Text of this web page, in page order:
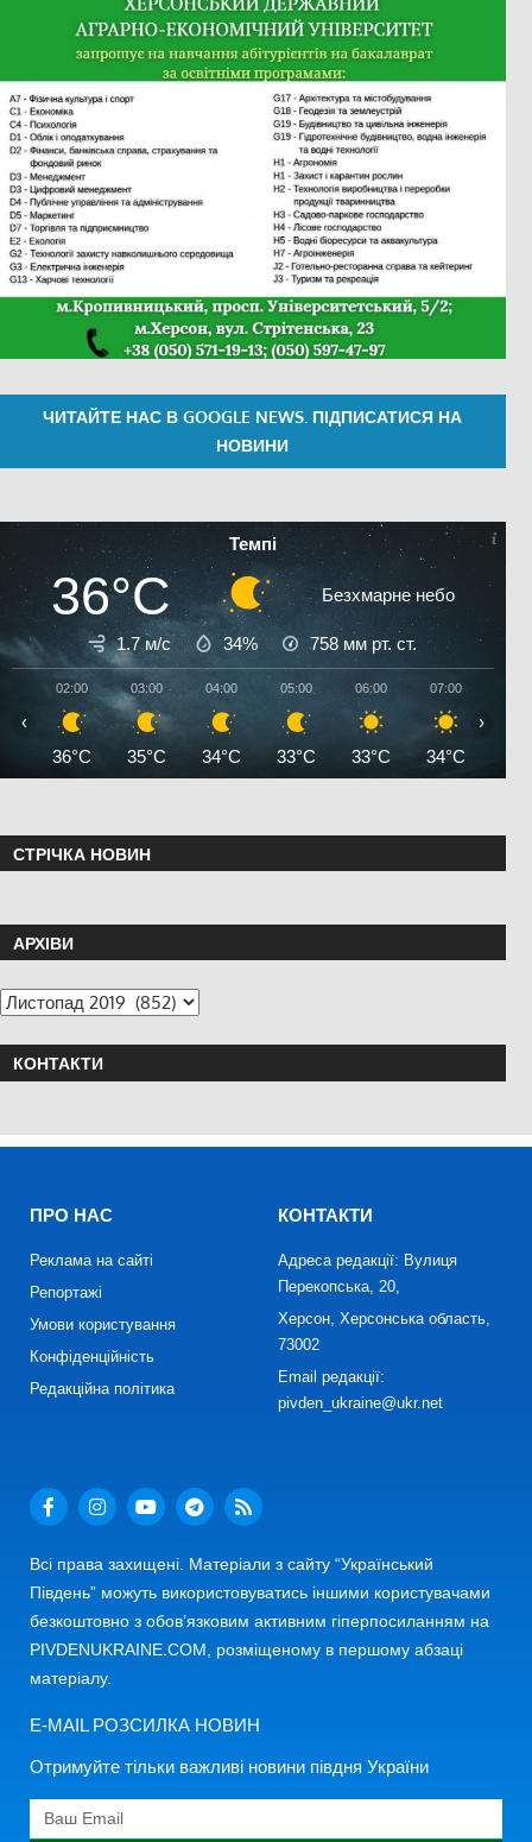
ЧИТАЙТЕ НАС В GOOGLE NEWS. ПІДПИСАТИСЯ НА
НОВИНИ
Темпі
36°C Безхмарне небо
1.7 м/с 34% 758 мм рт. ст.
02:00
36°C
03:00
35°C
04:00
34°C
05:00
33°C
06:00
33°C
07:00
34°C
‹ ›
СТРІЧКА НОВИН
АРХІВИ
КОНТАКТИ
ПРО НАС
Реклама на сайті
Репортажі
Умови користування
Конфіденційність
Редакційна політика
КОНТАКТИ
Адреса редакції: Вулиця
Перекопська, 20,
Херсон, Херсонська область,
73002
Email редакції:
pivden_ukraine@ukr.net
Всі права захищені. Матеріали з сайту “Український
Південь” можуть використовуватись іншими користувачами
безкоштовно з обов’язковим активним гіперпосиланням на
PIVDENUKRAINE.COM, розміщеному в першому абзаці
матеріалу.
E-MAIL РОЗСИЛКА НОВИН
Отримуйте тільки важливі новини півдня України